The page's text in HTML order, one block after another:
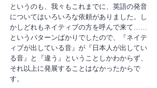
というのも、我々もこれまでに、英語の発音
についてはいろいろな依頼がありました。し
かしどれもネイティブの方を呼んで来て……
というパターンばかりでしたので、『ネイテ
ィブが出している音』が『日本人が出してい
る音』と『違う』ということしかわからず、
それ以上に発展することはなかったからで
す。